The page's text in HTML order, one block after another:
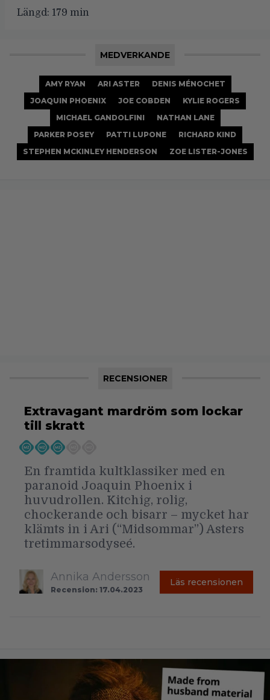
Längd: 179 min
MEDVERKANDE
AMY RYAN ARI ASTER
DENIS MÉNOCHET
JOAQUIN PHOENIX
JOE COBDEN
KYLIE ROGERS
MICHAEL GANDOLFINI
NATHAN LANE
PARKER POSEY
PATTI LUPONE
RICHARD KIND
STEPHEN MCKINLEY HENDERSON
ZOE LISTER-JONES
RECENSIONER
Extravagant mardröm som lockar
till skratt
En framtida kultklassiker med en
paranoid Joaquin Phoenix i
huvudrollen. Kitchig, rolig,
chockerande och bisarr – mycket har
klämts in i Ari (“Midsommar”) Asters
tretimmarsodyseé.
Annika Andersson
Recension: 17.04.2023
Läs recensionen